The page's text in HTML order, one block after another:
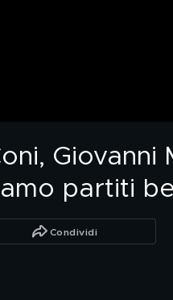
Giovanni
partiti
Condividi